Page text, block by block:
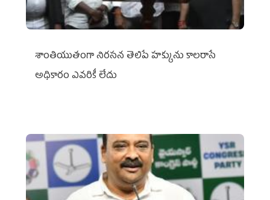
శాంతియుతంగా నిరసన తెలిపే హక్కును కాలరాసే
అధికారం ఎవరికీ లేదు